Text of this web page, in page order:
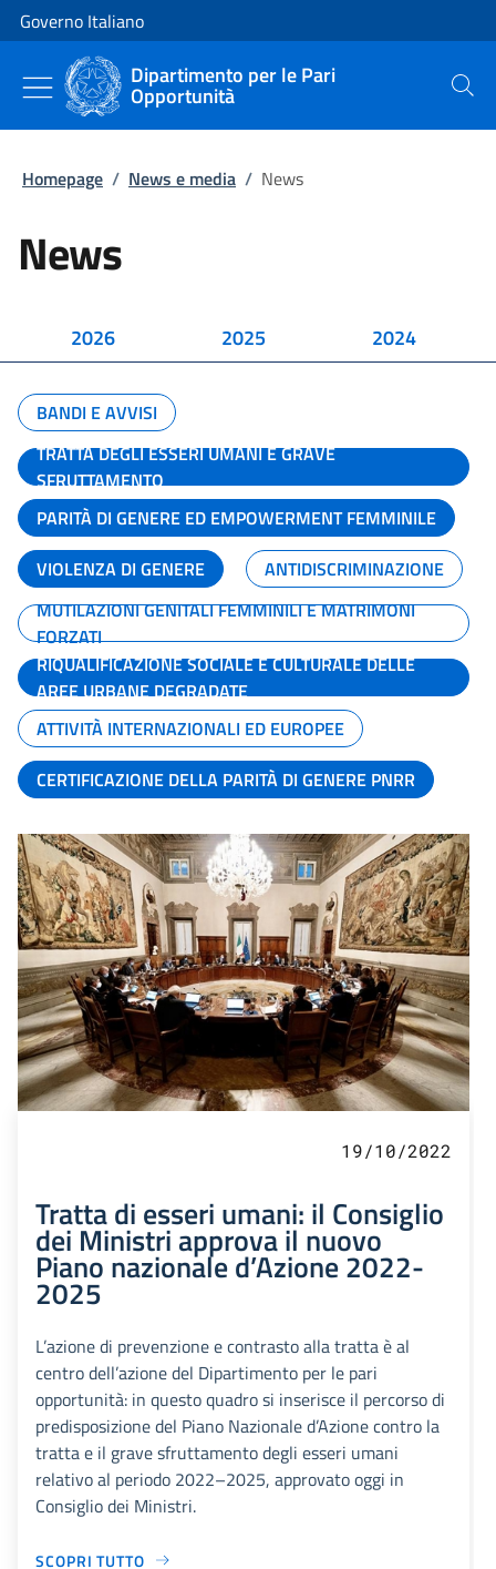
Vai al contenuto
Vai alla navigazione del sito
Governo Italiano
Dipartimento per le Pari
Opportunità Cerca
Homepage / News e media / News
News
2026 2025 2024
BANDI E AVVISI
TRATTA DEGLI ESSERI UMANI E GRAVE
SFRUTTAMENTO
PARITÀ DI GENERE ED EMPOWERMENT FEMMINILE
VIOLENZA DI GENERE
ANTIDISCRIMINAZIONE
MUTILAZIONI GENITALI FEMMINILI E MATRIMONI
FORZATI
RIQUALIFICAZIONE SOCIALE E CULTURALE DELLE
AREE URBANE DEGRADATE
ATTIVITÀ INTERNAZIONALI ED EUROPEE
CERTIFICAZIONE DELLA PARITÀ DI GENERE PNRR
19/10/2022
Tratta di esseri umani: il Consiglio
dei Ministri approva il nuovo
Piano nazionale d’Azione 2022-
2025
L’azione di prevenzione e contrasto alla tratta è al
centro dell’azione del Dipartimento per le pari
opportunità: in questo quadro si inserisce il percorso di
predisposizione del Piano Nazionale d’Azione contro la
tratta e il grave sfruttamento degli esseri umani
relativo al periodo 2022–2025, approvato oggi in
Consiglio dei Ministri.
SCOPRI TUTTO